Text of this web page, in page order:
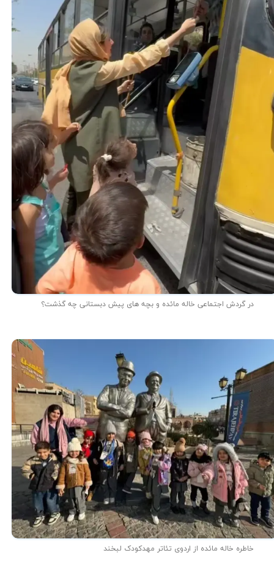
در گردش اجتماعی خاله مائده و بچه های پیش دبستانی چه گذشت؟
خاطره خاله مائده از اردوی تئاتر مهدکودک لبخند